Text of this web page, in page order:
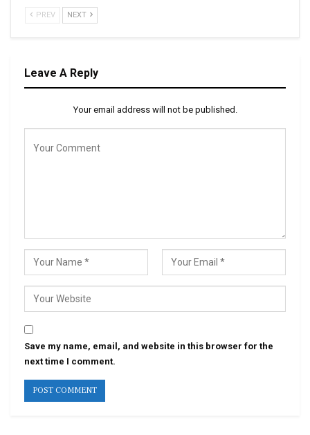
PREV NEXT
Leave A Reply
Your email address will not be published.
Save my name, email, and website in this browser for the
next time I comment.